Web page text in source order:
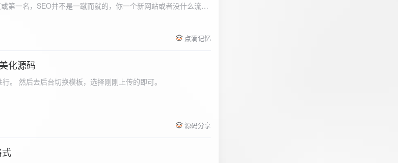
第一名，SEO并不是一蹴而就的，你一个新网站或者没什么流量
点滴记忆
化源码
。 然后去后台切换模板，选择刚刚上传的即可。
源码分享